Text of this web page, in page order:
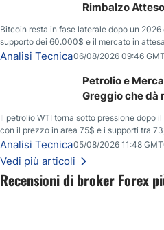
Recensioni di broker Forex
Rimbalzo
Bitcoin resta in fase laterale dopo un
supporto dei 60.000$ e il mercato in
USA ed elezioni di medio termine.
Analisi Tecnica06/08/2026 09:46
Petrolio e
Greggio che dà
Il petrolio WTI torna sotto pressione dopo
con il prezzo in area 75$ e i supporti tra
ribasso potrà estendersi verso quota 70$.
Analisi Tecnica05/08/2026 11:48
Vedi più articoli